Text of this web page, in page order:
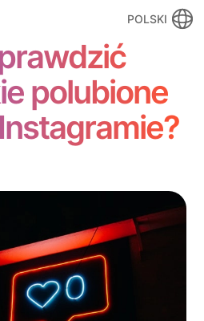
POLSKI
polubione